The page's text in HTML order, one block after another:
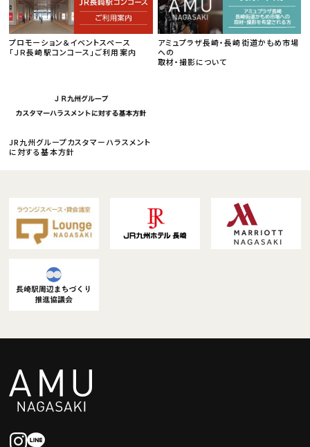
プロモーション＆イベントスペース
「ＪＲ長崎駅コンコース」ご利用案内
アミュプラザ長崎・長崎街道かもめ市場
への
取材・撮影について
JR九州グループカスタマーハラスメント
に対する基本方針